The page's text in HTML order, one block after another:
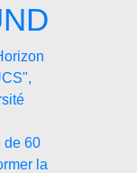
de 60
la